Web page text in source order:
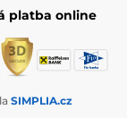
platba online
SIMPLIA.cz